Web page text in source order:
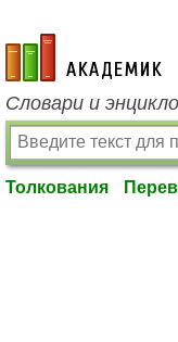
academic.ru
Словари и
Толкования